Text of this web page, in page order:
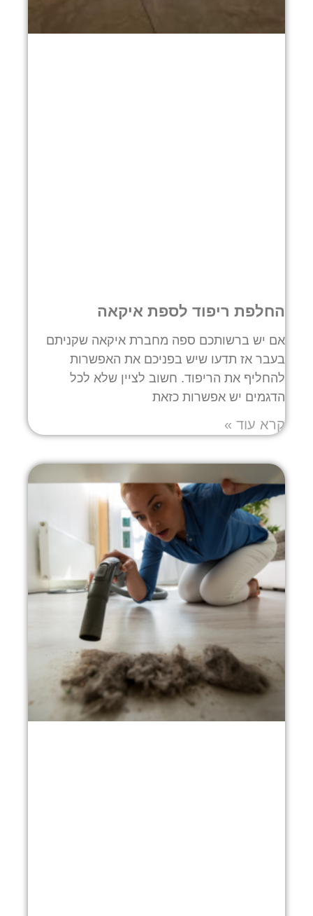
החלפת ריפוד לספת איקאה
אם יש ברשותכם ספה מחברת איקאה שקניתם
בעבר אז תדעו שיש בפניכם את האפשרות
להחליף את הריפוד. חשוב לציין שלא לכל
הדגמים יש אפשרות כזאת
קרא עוד »